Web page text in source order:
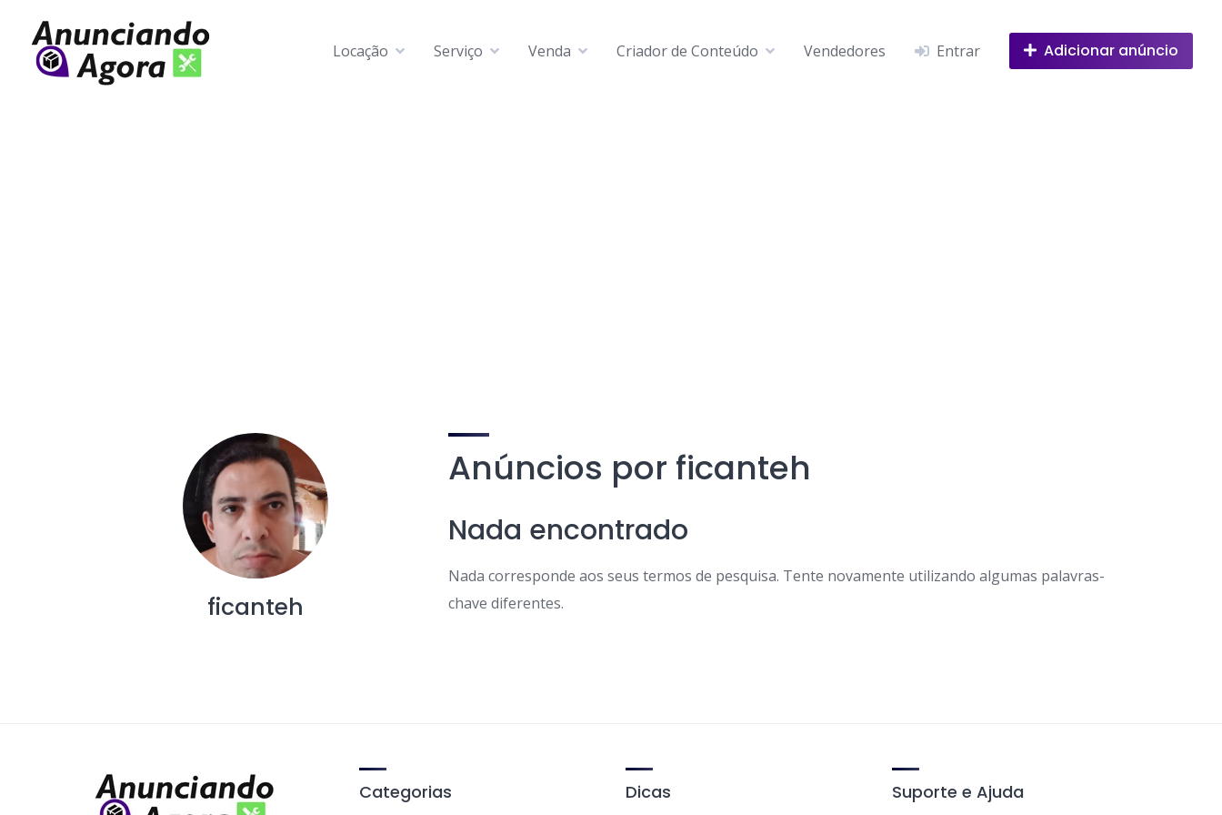
Locação Serviço Venda Criador de Conteúdo Vendedores Entrar Adicionar anúncio
ficanteh
Anúncios por ficanteh
Nada encontrado
Nada corresponde aos seus termos de pesquisa. Tente novamente utilizando algumas palavras-
chave diferentes.
Categorias Dicas Suporte e Ajuda